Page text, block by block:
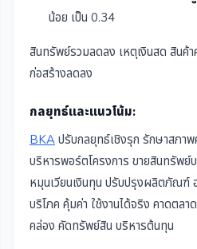
น้อย เป็น 0.34
สินทรัพย์รวมลดลง เหตุเงินสด สินค้า
ก่อสร้างลดลง
กลยุทธ์และแนวโน้ม:
BKA ปรับกลยุทธ์เชิงรุก รักษาสภาพ
บริหารพอร์ตโครงการ ขายสินทรัพย์
หมุนเวียนเงินทุน ปรับปรุงผลิตภัณฑ์
บริโภค คุ้มค่า ใช้งานได้จริง คาดตล
คล่อง คัดทรัพย์สิน บริหารต้นทุน